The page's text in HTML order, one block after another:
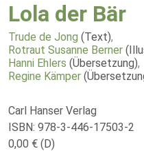
Lola der Bär
Trude de Jong (Text),
Rotraut Susanne Berner
Hanni Ehlers (Übersetzung),
Regine Kämper
Carl Hanser Verlag
ISBN: 978-3-446-17503-2
0,00 € (D)